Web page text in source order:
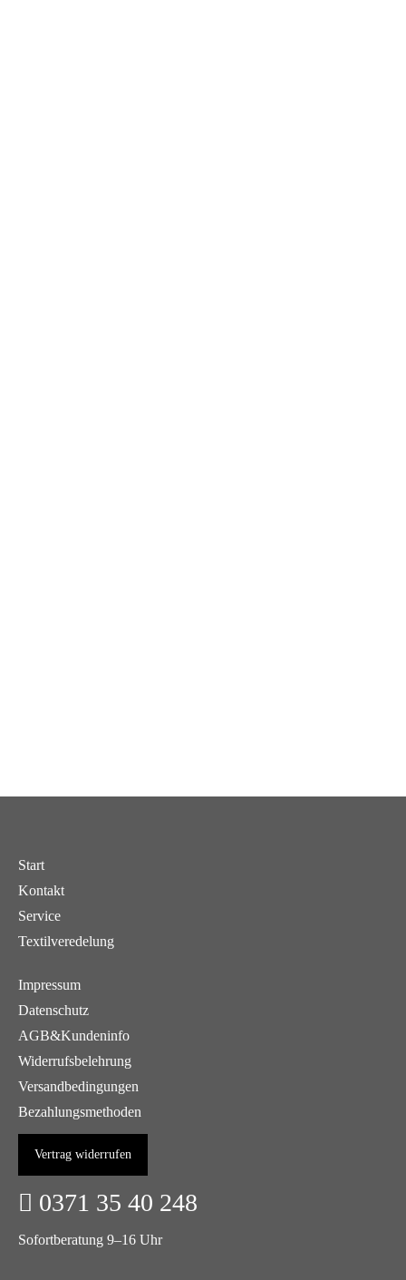
Start
Kontakt
Service
Textilveredelung
Impressum
Datenschutz
AGB&Kundeninfo
Widerrufsbelehrung
Versandbedingungen
Bezahlungsmethoden
Vertrag widerrufen
0371 35 40 248
Sofortberatung 9–16 Uhr